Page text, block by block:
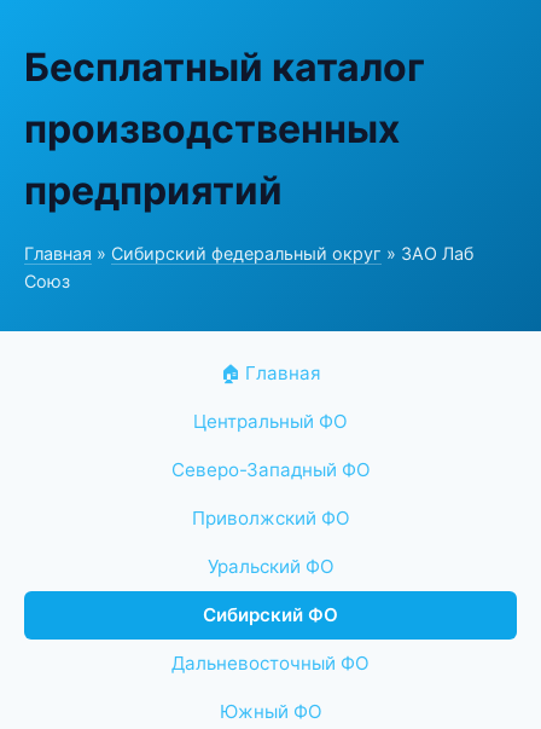
Бесплатный каталог
производственных
предприятий
Главная » Сибирский федеральный округ » ЗАО Лаб
Союз
🏠 Главная
Центральный ФО
Северо-Западный ФО
Приволжский ФО
Уральский ФО
Сибирский ФО
Дальневосточный ФО
Южный ФО